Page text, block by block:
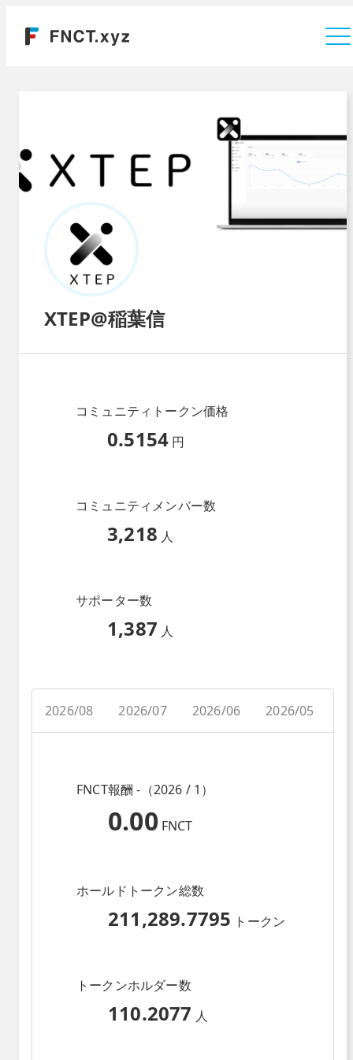
XTEP@稲葉信
コミュニティトークン価格
0.5154 円
コミュニティメンバー数
3,218 人
サポーター数
1,387 人
2026/08 2026/07 2026/06 2026/05
FNCT報酬 -（2026 / 1）
0.00 FNCT
ホールドトークン総数
211,289.7795 トークン
トークンホルダー数
110.2077 人